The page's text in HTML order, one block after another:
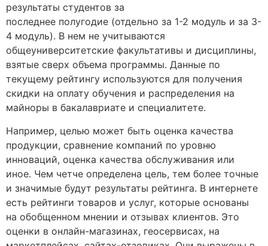
результаты студентов за
последнее полугодие (отдельно за 1-2 модуль и за 3-
4 модуль). В нем не учитываются
общеуниверситетские факультативы и дисциплины,
взятые сверх объема программы. Данные по
текущему рейтингу используются для получения
скидки на оплату обучения и распределения на
майноры в бакалавриате и специалитете.
Например, целью может быть оценка качества
продукции, сравнение компаний по уровню
инноваций, оценка качества обслуживания или
иное. Чем четче определена цель, тем более точные
и значимые будут результаты рейтинга. В интернете
есть рейтинги товаров и услуг, которые основаны
на обобщенном мнении и отзывах клиентов. Это
оценки в онлайн-магазинах, геосервисах, на